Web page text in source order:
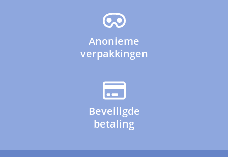
Anonieme
verpakkingen
Beveiligde
betaling